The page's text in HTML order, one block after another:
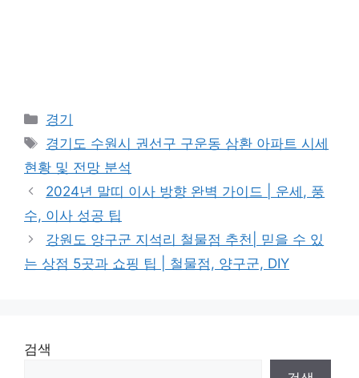
Categories
경기
Tags
경기도 수원시 권선구 구운동 삼환 아파트 시세
현황 및 전망 분석
2024년 말띠 이사 방향 완벽 가이드 | 운세, 풍
수, 이사 성공 팁
강원도 양구군 지석리 철물점 추천| 믿을 수 있
는 상점 5곳과 쇼핑 팁 | 철물점, 양구군, DIY
검색